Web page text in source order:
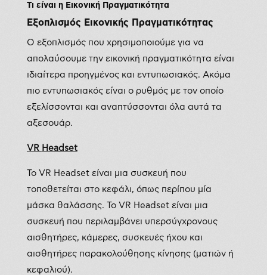
Τι είναι η Εικονική Πραγματικότητα
Εξοπλισμός Εικονικής Πραγματικότητας
Ο εξοπλισμός που χρησιμοποιούμε για να
απολαύσουμε την εικονική πραγματικότητα είναι
ιδιαίτερα προηγμένος και εντυπωσιακός. Ακόμα
πιο εντυπωσιακός είναι ο ρυθμός με τον οποίο
εξελίσσονται και αναπτύσσονται όλα αυτά τα
αξεσουάρ.
VR Headset
Το VR Headset είναι μια συσκευή που
τοποθετείται στο κεφάλι, όπως περίπου μία
μάσκα θαλάσσης. Το VR Headset είναι μια
συσκευή που περιλαμβάνει υπερσύγχρονους
αισθητήρες, κάμερες, συσκευές ήχου και
αισθητήρες παρακολούθησης κίνησης (ματιών ή
κεφαλιού).